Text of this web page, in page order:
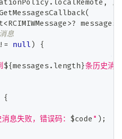
(
<RCIMIWMessage >? messages
息
!= null)
{
${messages . length}条历史消
{
息失败，错误码： $code " ) ;